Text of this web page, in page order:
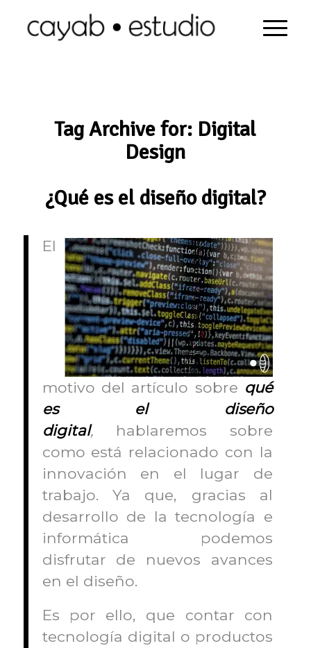
Tag Archive for: Digital
Design
¿Qué es el diseño digital?
El
motivo del artículo sobre qué
es el diseño
digital, hablaremos sobre
como está relacionado con la
innovación en el lugar de
trabajo. Ya que, gracias al
desarrollo de la tecnología e
informática podemos
disfrutar de nuevos avances
en el diseño.
Es por ello, que contar con
tecnología digital o productos